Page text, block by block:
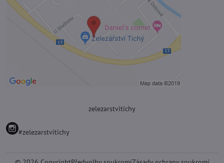
zelezarstvitichy
#zelezarstvitichy